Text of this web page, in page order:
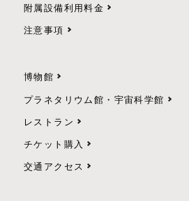
附属設備利用料金
注意事項
博物館
プラネタリウム館・宇宙科学館
レストラン
チケット購入
交通アクセス